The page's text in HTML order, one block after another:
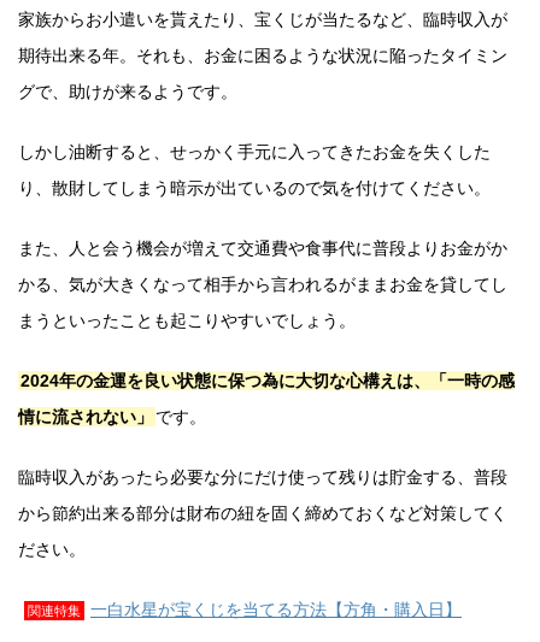
家族からお小遣いを貰えたり、宝くじが当たるなど、臨時収入が
期待出来る年。それも、お金に困るような状況に陥ったタイミン
グで、助けが来るようです。
しかし油断すると、せっかく手元に入ってきたお金を失くした
り、散財してしまう暗示が出ているので気を付けてください。
また、人と会う機会が増えて交通費や食事代に普段よりお金がか
かる、気が大きくなって相手から言われるがままお金を貸してし
まうといったことも起こりやすいでしょう。
2024年の金運を良い状態に保つ為に大切な心構えは、「一時の感
情に流されない」
です。
臨時収入があったら必要な分にだけ使って残りは貯金する、普段
から節約出来る部分は財布の紐を固く締めておくなど対策してく
ださい。
関連特集 一白水星が宝くじを当てる方法【方角・購入日】